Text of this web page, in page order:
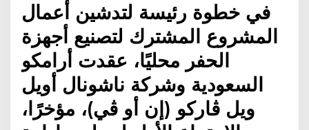
في خطوة رئيسة لتدشين أعمال
المشروع المشترك لتصنيع أجهزة
الحفر محليًا، عقدت أرامكو
السعودية وشركة ناشونال أويل
ويل ڤاركو (إن أو ڤي)، مؤخرًا،